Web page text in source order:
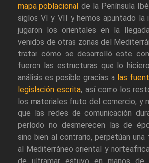
mapa poblacional de la Península
siglos VI y VII y hemos apuntado la
jugaron los orientales en la
venidos de otras zonas del
tratar cómo se desarrolló este
fueron las estructuras que lo
análisis es posible gracias a las
legislación escrita, así como los
los materiales fruto del comercio, y
que las redes de comunicación
período no desmerecen las de
sino bien al contrario, perpetúan una
al Mediterráneo oriental y
de ultramar estuvo en manos de